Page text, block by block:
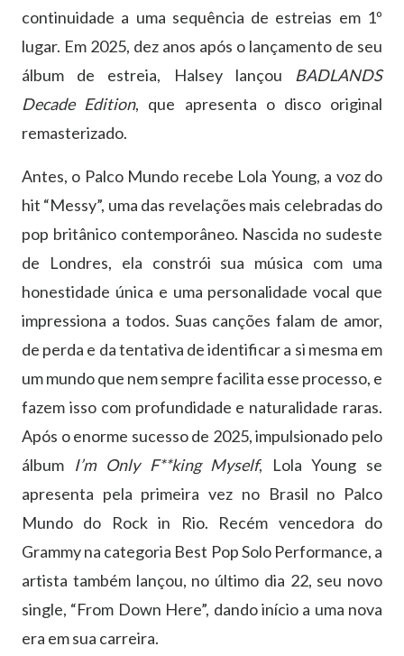
continuidade a uma sequência de estreias em 1º
lugar. Em 2025, dez anos após o lançamento de seu
álbum de estreia, Halsey lançou
BADLANDS
Decade Edition, que apresenta o disco original
remasterizado.
Antes, o Palco Mundo recebe Lola Young, a voz do
hit “Messy”, uma das revelações mais celebradas do
pop britânico contemporâneo. Nascida no sudeste
de Londres, ela constrói sua música com uma
honestidade única e uma personalidade vocal que
impressiona a todos. Suas canções falam de amor,
de perda e da tentativa de identificar a si mesma em
um mundo que nem sempre facilita esse processo, e
fazem isso com profundidade e naturalidade raras.
Após o enorme sucesso de 2025, impulsionado pelo
álbum I’m Only F**king Myself, Lola Young se
apresenta pela primeira vez no Brasil no Palco
Mundo do Rock in Rio. Recém vencedora do
Grammy na categoria Best Pop Solo Performance, a
artista também lançou, no último dia 22, seu novo
single, “From Down Here”, dando início a uma nova
era em sua carreira.